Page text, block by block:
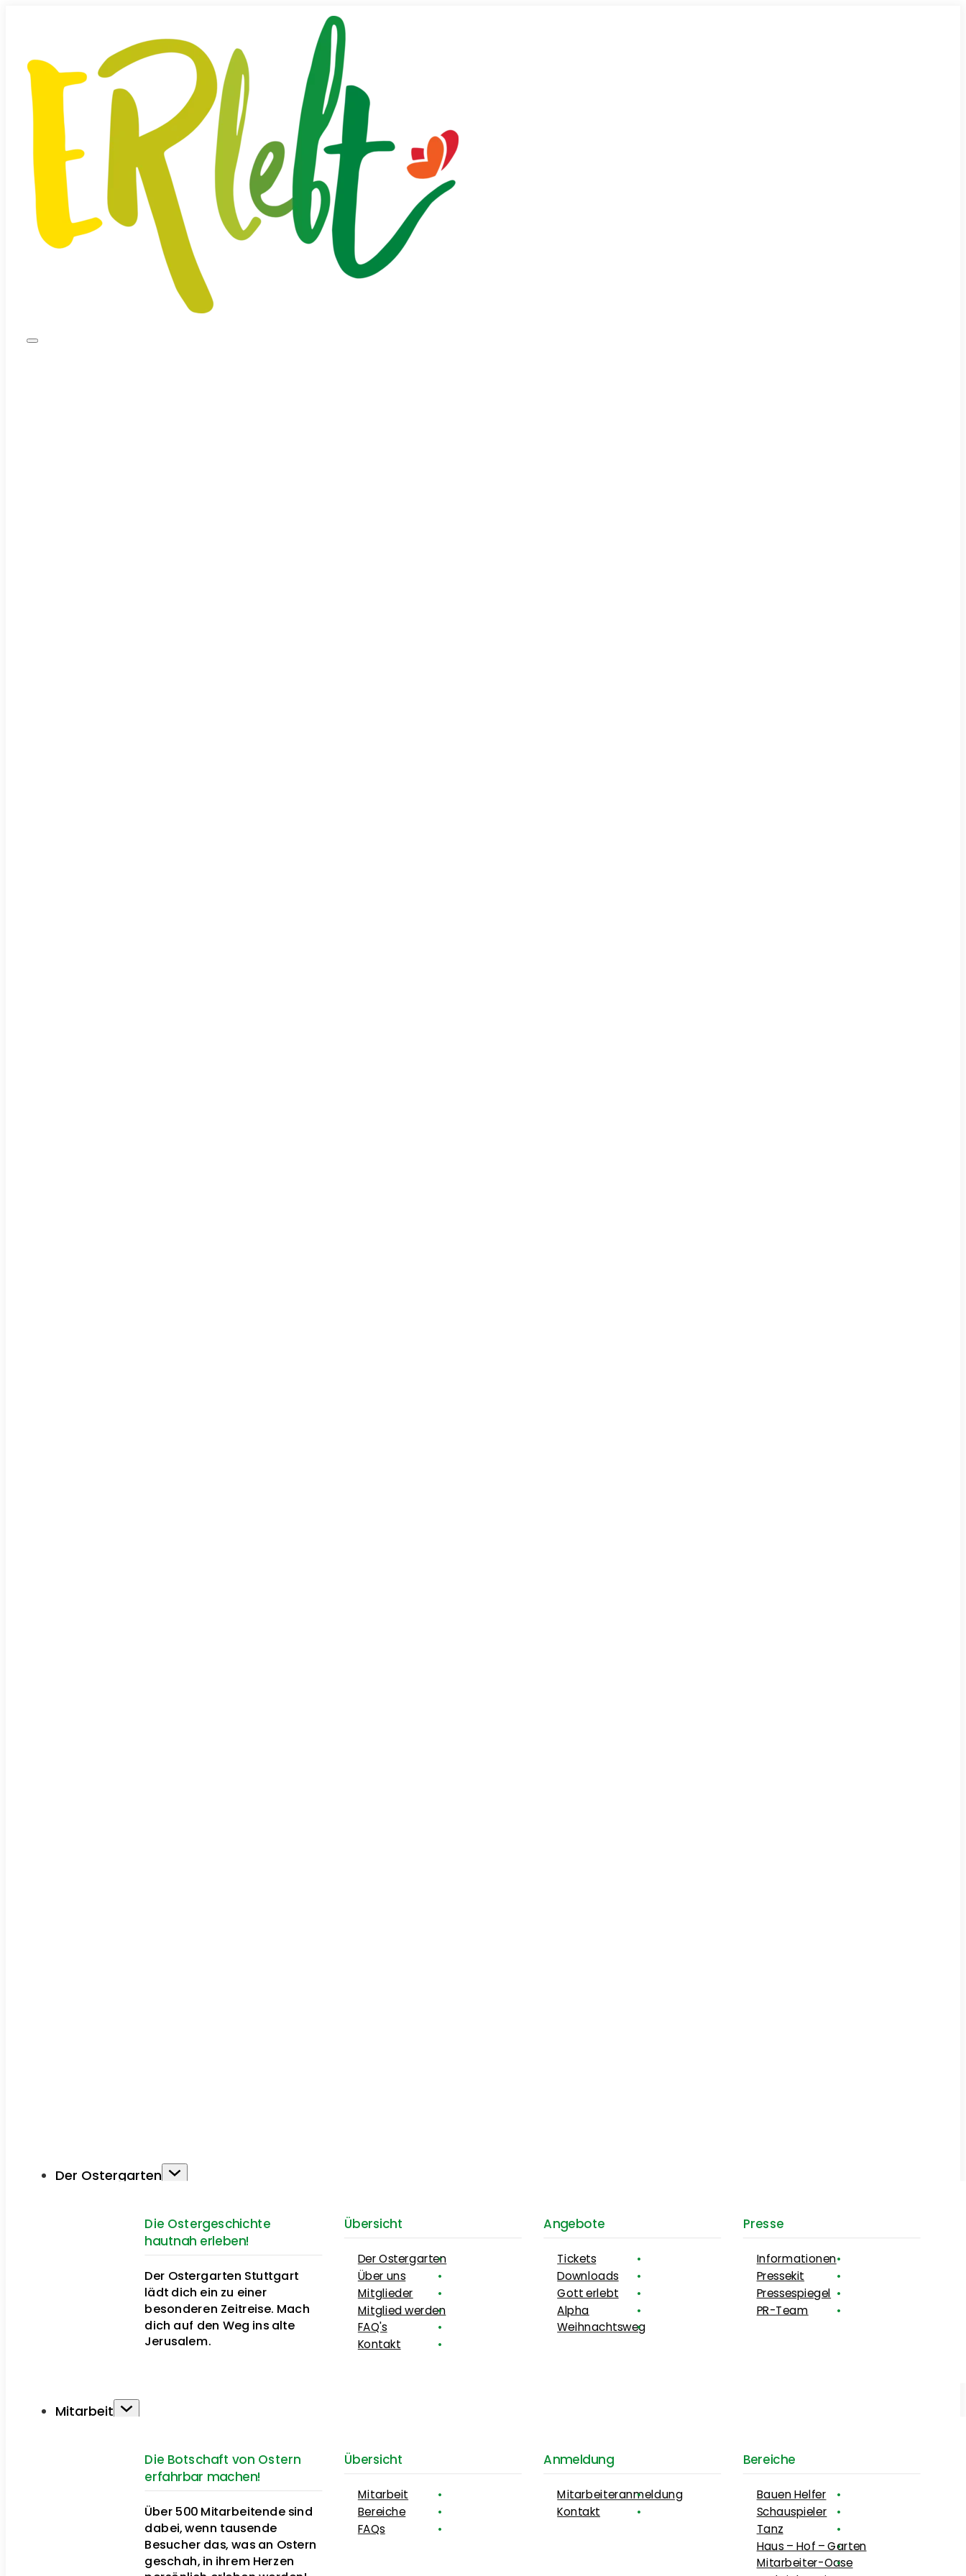
Der Ostergarten
Die Ostergeschichte
hautnah erleben!
Der Ostergarten Stuttgart
lädt dich ein zu einer
besonderen Zeitreise. Mach
dich auf den Weg ins alte
Jerusalem.
Übersicht
Der Ostergarten
Über uns
Mitglieder
Mitglied werden
FAQ's
Kontakt
Angebote
Tickets
Downloads
Gott erlebt
Alpha
Weihnachtsweg
Presse
Informationen
Pressekit
Pressespiegel
PR-Team
Mitarbeit
Die Botschaft von Ostern
erfahrbar machen!
Über 500 Mitarbeitende sind
dabei, wenn tausende
Besucher das, was an Ostern
geschah, in ihrem Herzen
Übersicht
Mitarbeit
Bereiche
FAQs
Anmeldung
Mitarbeiteranmeldung
Kontakt
Bereiche
Bauen Helfer
Schauspieler
Tanz
Haus – Hof – Garten
Mitarbeiter-Oase